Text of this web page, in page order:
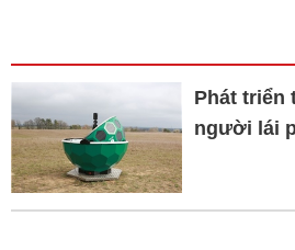
Phát triển
người lái